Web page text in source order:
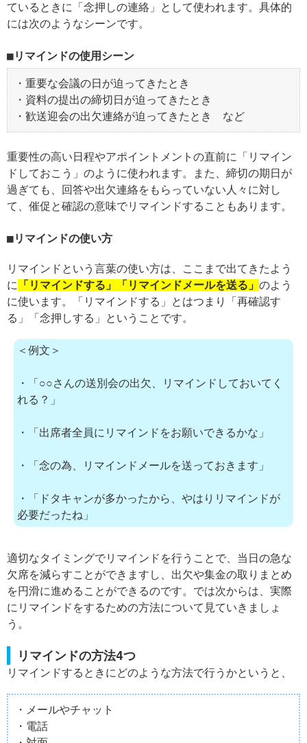
ているときに「念押しの連絡」として使われます。具体的
には次のようなシーンです。
リマインドの使用シーン
・重要な会議の日が迫ってきたとき
・資料の提出の締切日が迫ってきたとき
・歓送迎会の出欠連絡が迫ってきたとき など
重要性の高い日程やアポイントメントの直前に「リマイン
ドしておこう」のように使われます。また、締切の期日が
過ぎても、回答や出欠連絡をもらっていない人々に対し
て、催促と確認の意味でリマインドすることもあります。
リマインドの使い方
リマインドという言葉の使い方は、ここまで出てきたよう
に
「リマインドする」「リマインドメールを送る」 のよう
に使います。「リマインドする」とはつまり「再確認す
る」「念押しする」ということです。
＜例文＞
・「○○さんの送別会の出欠、リマインドしておいてく
れる？」
・「出席者全員にリマインドをお願いできるかな」
・「念の為、リマインドメールを送っておきます」
・「ドタキャンが多かったから、やはりリマインドが
必要だったね」
適切なタイミングでリマインドを行うことで、当日の急な
欠席を減らすことができますし、出欠や集金の取りまとめ
を円滑に進めることができるのです。では次からは、実際
にリマインドをするための方法について見ていきましょ
う。
リマインドの方法4つ
リマインドするときにどのような方法で行うかというと、
・メールやチャット
・電話